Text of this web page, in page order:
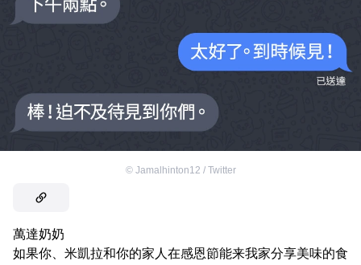
© Jamalhinton12 / Twitter
萬達奶奶
如果你、米凱拉和你的家人在感恩節能来我家分享美味的食